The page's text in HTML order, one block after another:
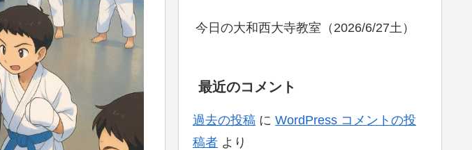
今日の大和西大寺教室（2026/6/27土）
最近のコメント
過去の投稿 に WordPress コメントの投
稿者 より